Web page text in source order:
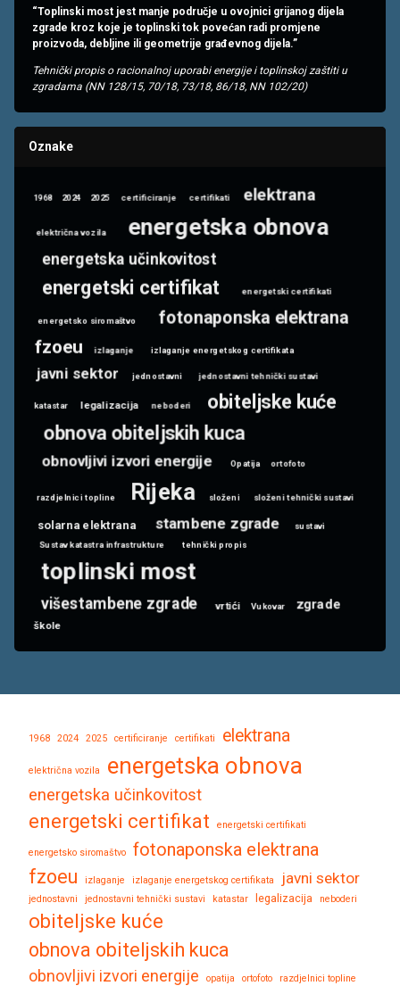
“Toplinski most jest manje područje u ovojnici grijanog dijela
zgrade kroz koje je toplinski tok povećan radi promjene
proizvoda, debljine ili geometrije građevnog dijela.”
Tehnički propis o racionalnoj uporabi energije i toplinskoj zaštiti u
zgradama (NN 128/15, 70/18, 73/18, 86/18, NN 102/20)
Oznake
1968 2024 2025 certificiranje certifikati elektrana
električna vozila energetska obnova
energetska učinkovitost
energetski certifikat energetski certifikati
energetsko siromaštvo fotonaponska elektrana
fzoeu izlaganje izlaganje energetskog certifikata
javni sektor jednostavni jednostavni tehnički sustavi
katastar legalizacija neboderi
obiteljske kuće
obnova obiteljskih kuca
obnovljivi izvori energije Opatija ortofoto
razdjelnici topline Rijeka složeni složeni tehnički sustavi
solarna elektrana stambene zgrade
sustavi
Sustav katastra infrastrukture
tehnički propis
toplinski most
višestambene zgrade vrtići Vukovar zgrade
škole
1968 2024 2025 certificiranje certifikati elektrana
električna vozila energetska obnova
energetska učinkovitost
energetski certifikat energetski certifikati
energetsko siromaštvo fotonaponska elektrana
fzoeu izlaganje izlaganje energetskog certifikata javni sektor
jednostavni jednostavni tehnički sustavi katastar legalizacija neboderi
obiteljske kuće
obnova obiteljskih kuca
obnovljivi izvori energije opatija ortofoto razdjelnici topline